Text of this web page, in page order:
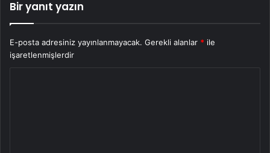
Bir yanıt yazın
E-posta adresiniz yayınlanmayacak. Gerekli alanlar * ile
işaretlenmişlerdir